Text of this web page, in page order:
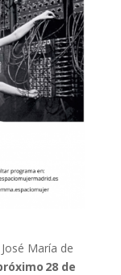
María de
28 de